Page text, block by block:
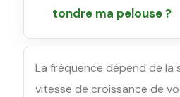
tondre ma pelouse ?
La fréquence dépend de la
vitesse de croissance de